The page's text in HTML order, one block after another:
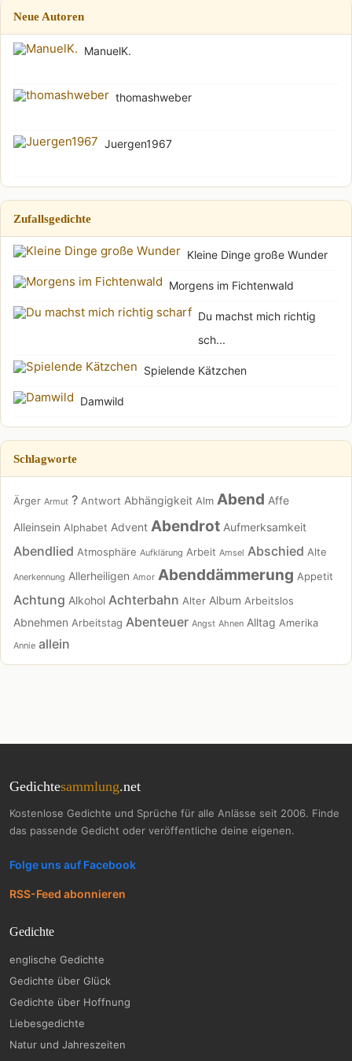
Neue Autoren
ManuelK.
thomashweber
Juergen1967
Zufallsgedichte
Kleine Dinge große Wunder
Morgens im Fichtenwald
Du machst mich richtig
sch...
Spielende Kätzchen
Damwild
Schlagworte
Ärger Armut ? Antwort Abhängigkeit Alm Abend Affe
Alleinsein Alphabet Advent Abendrot Aufmerksamkeit
Abendlied Atmosphäre Aufklärung Arbeit Amsel Abschied Alte
Anerkennung Allerheiligen Amor Abenddämmerung Appetit
Achtung Alkohol Achterbahn Alter Album Arbeitslos
Abnehmen Arbeitstag Abenteuer Angst Ahnen Alltag Amerika
Annie allein
Gedichtesammlung.net
Kostenlose Gedichte und Sprüche für alle Anlässe seit 2006. Finde
das passende Gedicht oder veröffentliche deine eigenen.
Folge uns auf Facebook
RSS-Feed abonnieren
Gedichte
englische Gedichte
Gedichte über Glück
Gedichte über Hoffnung
Liebesgedichte
Natur und Jahreszeiten